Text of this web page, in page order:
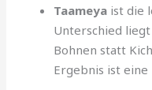
Taameya ist die
Unterschied
Bohnen statt
Ergebnis ist